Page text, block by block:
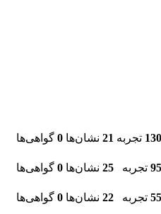
تجربه 21 نشان‌ها 0 گواهی‌ها
تجربه 25 نشان‌ها 0 گواهی‌ها
تجربه 22 نشان‌ها 0 گواهی‌ها